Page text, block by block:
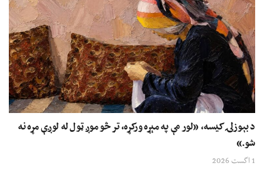
د بېوزلۍ کیسه، «لور مې په مېړه ورکړه، تر څو موږ ټول له لوږې مړه نه
شو.»
1 اگست 2026